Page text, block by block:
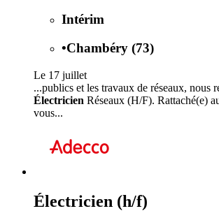
Intérim
•Chambéry (73)
Le 17 juillet
...publics et les travaux de réseaux, nous
Électricien Réseaux (H/F). Rattaché(e)
vous...
Électricien (h/f)